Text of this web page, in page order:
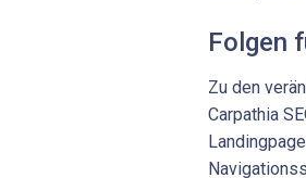
Folgen
Zu den
Carpathia